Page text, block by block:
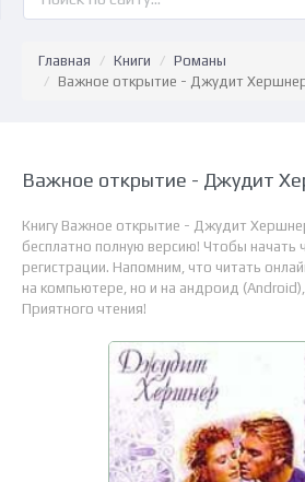
Главная Книги
Романы
Важное открытие - Джудит
Важное открытие - Джудит
Книгу Важное открытие - Джудит
бесплатно полную версию! Чтобы начать
регистрации. Напомним, что читать
на компьютере, но и на андроид
Приятного чтения!